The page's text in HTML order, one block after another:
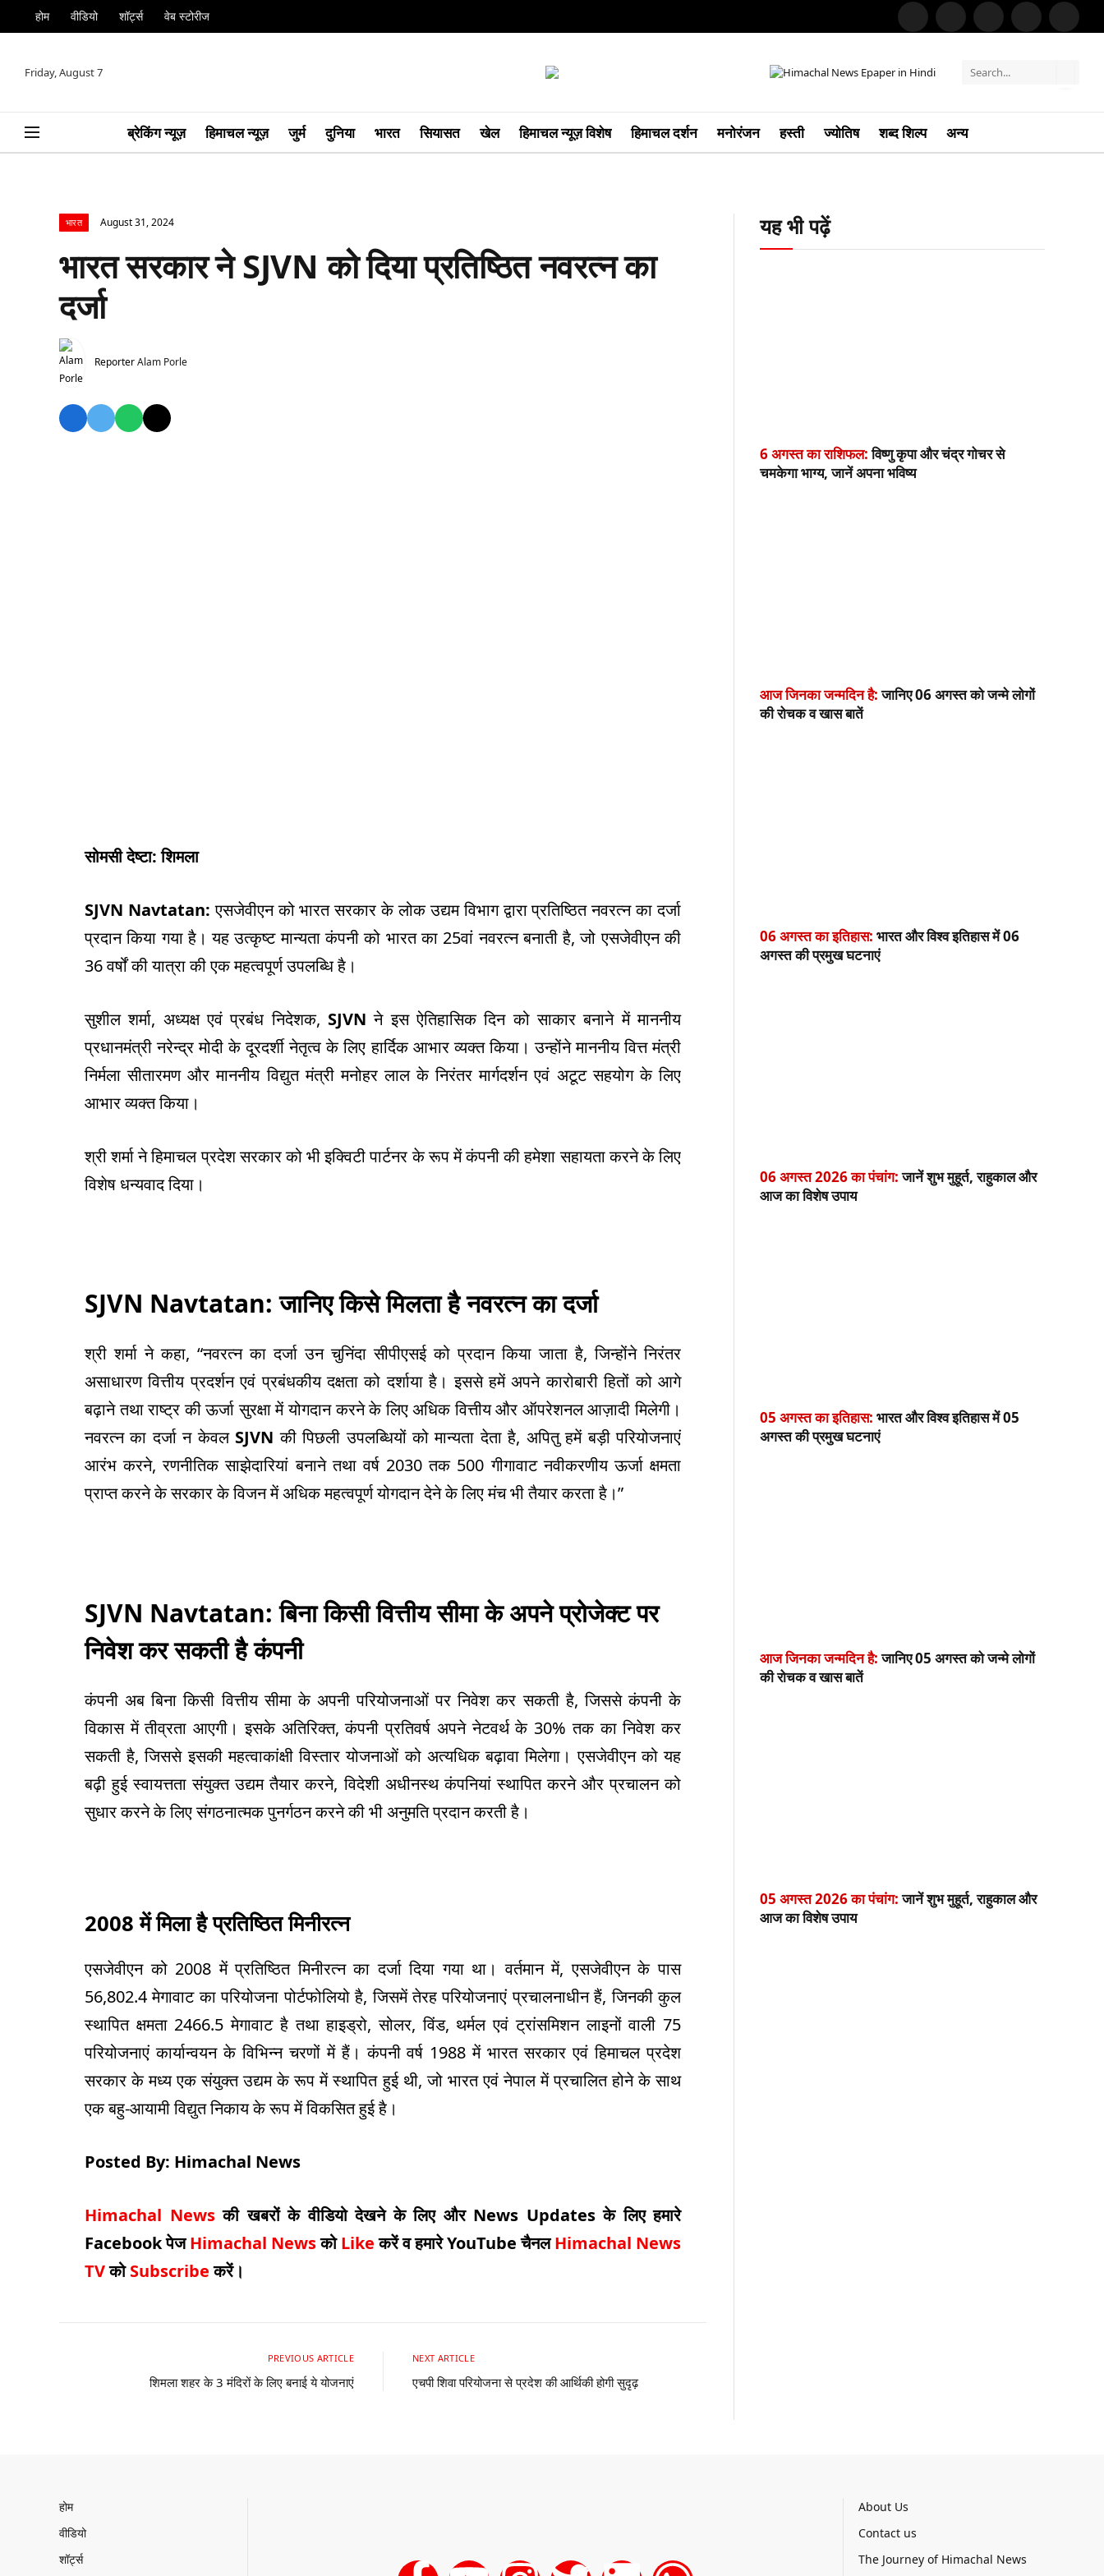
होम वीडियो शॉर्ट्स वेब स्टोरीज FacebookYouTube LinkedIn
Friday, August 7
ब्रेकिंग न्यूज़ हिमाचल न्यूज़ जुर्म दुनिया भारत सियासत खेल हिमाचल न्यूज़ विशेष हिमाचल दर्शन मनोरंजन हस्ती ज्योतिष शब्द शिल्प अन्य
भारत August 31, 2024
भारत सरकार ने SJVN को दिया प्रतिष्ठित नवरत्न का
दर्जा
ReporterAlam Porle
सोमसी देष्टा: शिमला
SJVN Navtatan:एसजेवीएन को भारत सरकार के लोक उद्यम विभाग द्वारा प्रतिष्ठित नवरत्न का दर्जा
प्रदान किया गया है। यह उत्कृष्ट मान्यता कंपनी को भारत का 25वां नवरत्न बनाती है, जो एसजेवीएन की
36 वर्षों की यात्रा की एक महत्वपूर्ण उपलब्धि है।
सुशील शर्मा, अध्यक्ष एवं प्रबंध निदेशक, SJVN ने इस ऐतिहासिक दिन को साकार बनाने में माननीय
प्रधानमंत्री नरेन्द्र मोदी के दूरदर्शी नेतृत्व के लिए हार्दिक आभार व्यक्त किया। उन्होंने माननीय वित्त मंत्री
निर्मला सीतारमण और माननीय विद्युत मंत्री मनोहर लाल के निरंतर मार्गदर्शन एवं अटूट सहयोग के लिए
आभार व्यक्त किया।
श्री शर्मा ने हिमाचल प्रदेश सरकार को भी इक्विटी पार्टनर के रूप में कंपनी की हमेशा सहायता करने के लिए
विशेष धन्यवाद दिया।
SJVN Navtatan:जानिए किसे मिलता हैनवरत्न का दर्जा
श्री शर्मा ने कहा, “नवरत्न का दर्जा उन चुनिंदा सीपीएसई को प्रदान किया जाता है, जिन्होंने निरंतर
असाधारण वित्तीय प्रदर्शन एवं प्रबंधकीय दक्षता को दर्शाया है। इससे हमें अपने कारोबारी हितों को आगे
बढ़ाने तथा राष्ट्र की ऊर्जा सुरक्षा में योगदान करने के लिए अधिक वित्तीय और ऑपरेशनल आज़ादी मिलेगी।
नवरत्न का दर्जा न केवल SJVN की पिछली उपलब्धियों को मान्यता देता है, अपितु हमें बड़ी परियोजनाएं
आरंभ करने, रणनीतिक साझेदारियां बनाने तथा वर्ष 2030 तक 500 गीगावाट नवीकरणीय ऊर्जा क्षमता
प्राप्त करने के सरकार के विजन में अधिक महत्वपूर्ण योगदान देने के लिए मंच भी तैयार करता है।”
SJVN Navtatan:बिना किसी वित्तीय सीमा के अपने प्रोजेक्ट पर
निवेश कर सकती है कंपनी
कंपनी अब बिना किसी वित्तीय सीमा के अपनी परियोजनाओं पर निवेश कर सकती है, जिससे कंपनी के
विकास में तीव्रता आएगी। इसके अतिरिक्त, कंपनी प्रतिवर्ष अपने नेटवर्थ के 30% तक का निवेश कर
सकती है, जिससे इसकी महत्वाकांक्षी विस्तार योजनाओं को अत्यधिक बढ़ावा मिलेगा। एसजेवीएन को यह
बढ़ी हुई स्वायत्तता संयुक्त उद्यम तैयार करने, विदेशी अधीनस्थ कंपनियां स्थापित करने और प्रचालन को
सुधार करने के लिए संगठनात्मक पुनर्गठन करने की भी अनुमति प्रदान करती है।
2008 में मिला है प्रतिष्ठित मिनीरत्न
एसजेवीएन को 2008 में प्रतिष्ठित मिनीरत्न का दर्जा दिया गया था। वर्तमान में, एसजेवीएन के पास
56,802.4 मेगावाट का परियोजना पोर्टफोलियो है, जिसमें तेरह परियोजनाएं प्रचालनाधीन हैं, जिनकी कुल
स्थापित क्षमता 2466.5 मेगावाट है तथा हाइड्रो, सोलर, विंड, थर्मल एवं ट्रांसमिशन लाइनों वाली 75
परियोजनाएं कार्यान्वयन के विभिन्न चरणों में हैं। कंपनी वर्ष 1988 में भारत सरकार एवं हिमाचल प्रदेश
सरकार के मध्य एक संयुक्त उद्यम के रूप में स्थापित हुई थी, जो भारत एवं नेपाल में प्रचालित होने के साथ
एक बहु-आयामी विद्युत निकाय के रूप में विकसित हुई है।
Posted By: Himachal News
Himachal News की खबरों के वीडियो देखने के लिए और News Updatesके लिए हमारे
FacebookपेजHimachal Newsको Likeकरें व हमारेYouTubeचैनल Himachal News
TVको Subscribeकरें।
PREVIOUS ARTICLE
शिमला शहर के 3 मंदिरों के लिए बनाई ये योजनाएं
NEXT ARTICLE
एचपी शिवा परियोजना से प्रदेश की आर्थिकी होगी सुदृढ़
यह भी पढ़ें
6 अगस्त का राशिफल:विष्णु कृपा और चंद्र गोचर से
चमकेगा भाग्य, जानें अपना भविष्य
आज जिनका जन्मदिन है:जानिए 06 अगस्त को जन्मे लोगों
की रोचक व खास बातें
06 अगस्त का इतिहास: भारत और विश्व इतिहास में 06
अगस्त की प्रमुख घटनाएं
06 अगस्त 2026 का पंचांग:जानें शुभ मुहूर्त, राहुकाल और
आज का विशेष उपाय
05 अगस्त का इतिहास: भारत और विश्व इतिहास में 05
अगस्त की प्रमुख घटनाएं
आज जिनका जन्मदिन है:जानिए 05 अगस्त को जन्मे लोगों
की रोचक व खास बातें
05 अगस्त 2026 का पंचांग:जानें शुभ मुहूर्त, राहुकाल और
आज का विशेष उपाय
होम
वीडियो
शॉर्ट्स
About Us
Contact us
The Journey of Himachal News